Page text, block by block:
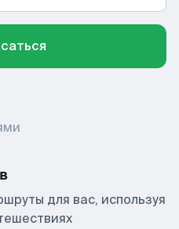
для вас, используя